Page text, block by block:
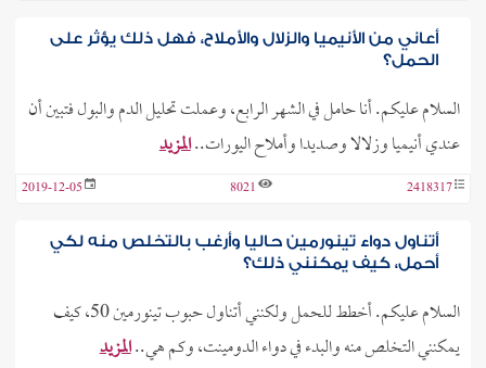
أعاني من الأنيميا والزلال والأملاح، فهل ذلك يؤثر على
الحمل؟
السلام عليكم. أنا حامل في الشهر الرابع، وعملت تحليل الدم والبول فتبين أن
عندي أنيميا وزلالا وصديدا وأملاح اليورات..المزيد
2418317
8021
2019-12-05
أتناول دواء تينورمين حاليا وأرغب بالتخلص منه لكي
أحمل، كيف يمكنني ذلك؟
السلام عليكم. أخطط للحمل ولكنني أتناول حبوب تينورمين 50، كيف
يمكنني التخلص منه والبدء في دواء الدومينت، وكم هي..المزيد